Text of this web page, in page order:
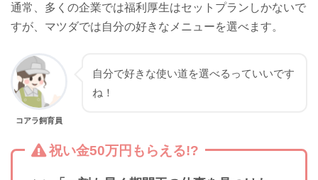
通常、多くの企業では福利厚生はセットプランしかないで
すが、マツダでは自分の好きなメニューを選べます。
コアラ飼育員
自分で好きな使い道を選べるっていいです
ね！
祝い金50万円もらえる!?